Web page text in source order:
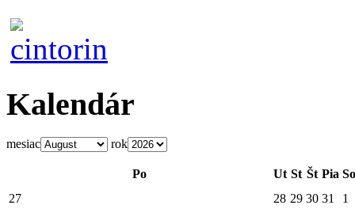
Kalendár
mesiac rok
Po Ut St Št Pia So
27
28 29 30 31
1